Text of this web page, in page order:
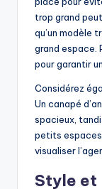
trop grand
qu’un modèle
grand espace.
pour garantir
Considérez
Un canapé
spacieux,
petits
visualiser
Style et